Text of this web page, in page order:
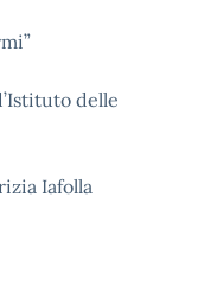
delle
Iafolla